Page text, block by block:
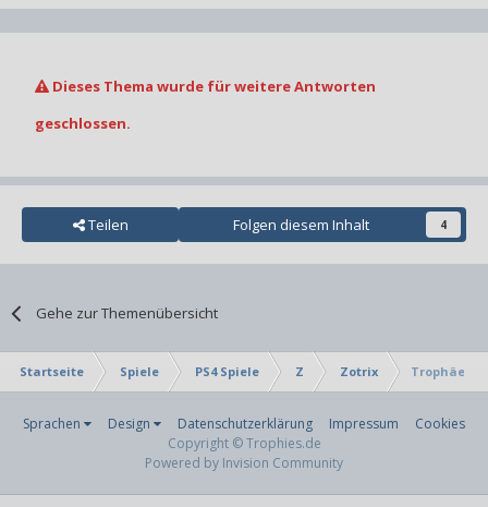
Dieses Thema wurde für weitere Antworten
geschlossen.
Teilen Folgen diesem Inhalt 4
Gehe zur Themenübersicht
Startseite Spiele PS4 Spiele Z Zotrix Trophäen-
Sprachen Design Datenschutzerklärung Impressum
Cookies
Copyright © Trophies.de
Powered by Invision Community